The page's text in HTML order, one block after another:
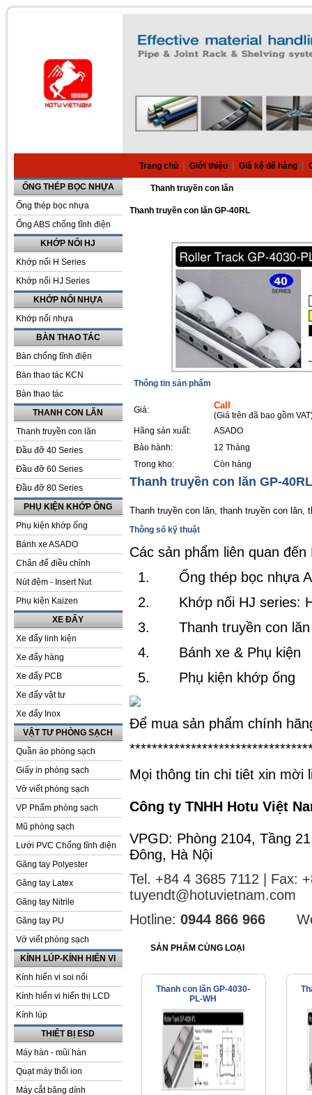
Trang chủ Giới thiệu Giá kệ để hàng
ỐNG THÉP BỌC NHỰA
Ống thép bọc nhựa
Ống ABS chống tĩnh điện
KHỚP NỐI HJ
Khớp nối H Series
Khớp nối HJ Series
KHỚP NỐI NHỰA
Khớp nối nhựa
BÀN THAO TÁC
Bàn chống tĩnh điện
Bàn thao tác KCN
Bàn thao tác
THANH CON LĂN
Thanh truyền con lăn
Đầu đỡ 40 Series
Đầu đỡ 60 Series
Đầu đỡ 80 Series
PHỤ KIỆN KHỚP ỐNG
Phụ kiện khớp ống
Bánh xe ASADO
Chân đế điều chỉnh
Nút đệm - Insert Nut
Phụ kiện Kaizen
XE ĐẨY
Xe đẩy linh kiện
Xe đẩy hàng
Xe đẩy PCB
Xe đẩy vật tư
Xe đẩy Inox
VẬT TƯ PHÒNG SẠCH
Quần áo phòng sạch
Giấy in phòng sạch
Vở viết phòng sạch
VP Phẩm phòng sạch
Mũ phòng sạch
Lưới PVC Chống tĩnh điện
Găng tay Polyester
Găng tay Latex
Găng tay Nitrile
Găng tay PU
Vở viết phòng sạch
KÍNH LÚP-KÍNH HIỂN VI
Kính hiển vi soi nổi
Kính hiển vi hiển thị LCD
Kính lúp
THIÊT BỊ ESD
Máy hàn - mũi hàn
Quạt máy thổi ion
Máy cắt băng dính
Thanh truyền con lăn
Thanh truyền con lăn GP-40RL
Thông tin sản phẩm
Giá: Call
(Giá trên đã bao gồm
Hãng sản xuất:
ASADO
Bảo hành:
12 Tháng
Trong kho:
Còn hàng
Thanh truyền con lăn GP-40RL
Thanh truyền con lăn, thanh truyền con lăn,
Thông số kỹ thuật
Các sản phẩm liên quan
1.
Ống thép bọc nhựa
2.
Khớp nối HJ series:
3.
Thanh truyền con
4.
Bánh xe & Phụ kiện
5.
Phụ kiện khớp ống
Để mua sản phẩm chính
Mọi thông tin chi tiêt xin mời
Công ty TNHH Hotu Việt
VPGD: Phòng 2104, Tầng
Đông, Hà Nội
Tel. +84 4 3685 7112 | Fax:
tuyendt@hotuvietnam.com
Hotline: 0944 866 966
SẢN PHẨM CÙNG LOẠI
Thanh con lăn GP-4030-
PL-WH